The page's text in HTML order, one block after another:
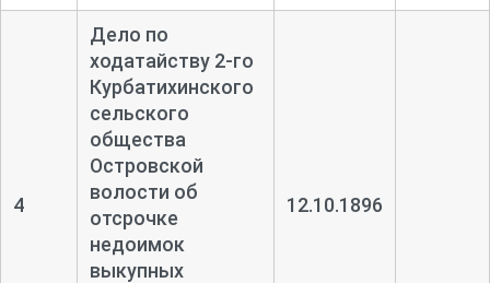
4
Дело по
ходатайству 2-го
Курбатихинского
сельского
общества
Островской
волости об
отсрочке
недоимок
выкупных
12.10.1896